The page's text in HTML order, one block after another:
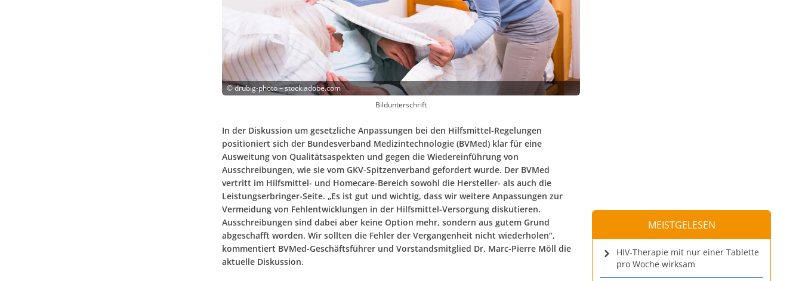
©drubig-photo – stock.adobe.com
Bildunterschrift
In der Diskussion um gesetzliche Anpassungen bei den Hilfsmittel-Regelungen
positioniert sich der Bundesverband Medizintechnologie (BVMed) klar für eine
Ausweitung von Qualitätsaspekten und gegen die Wiedereinführung von
Ausschreibungen, wie sie vom GKV-Spitzenverband gefordert wurde. Der BVMed
vertritt im Hilfsmittel- und Homecare-Bereich sowohl die Hersteller- als auch die
Leistungserbringer-Seite. „Es ist gut und wichtig, dass wir weitere Anpassungen zur
Vermeidung von Fehlentwicklungen in der Hilfsmittel-Versorgung diskutieren.
Ausschreibungen sind dabei aber keine Option mehr, sondern aus gutem Grund
abgeschafft worden. Wir sollten die Fehler der Vergangenheit nicht wiederholen“,
kommentiert BVMed-Geschäftsführer und Vorstandsmitglied Dr. Marc-Pierre Möll die
aktuelle Diskussion.
MEISTGELESEN
HIV-Therapie mit nur einer Tablette
pro Woche wirksam